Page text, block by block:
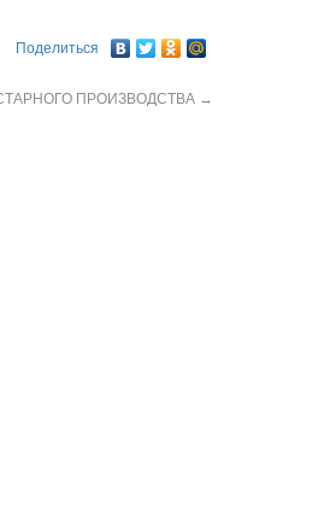
Поделиться
ПРОИЗВОДСТВА →